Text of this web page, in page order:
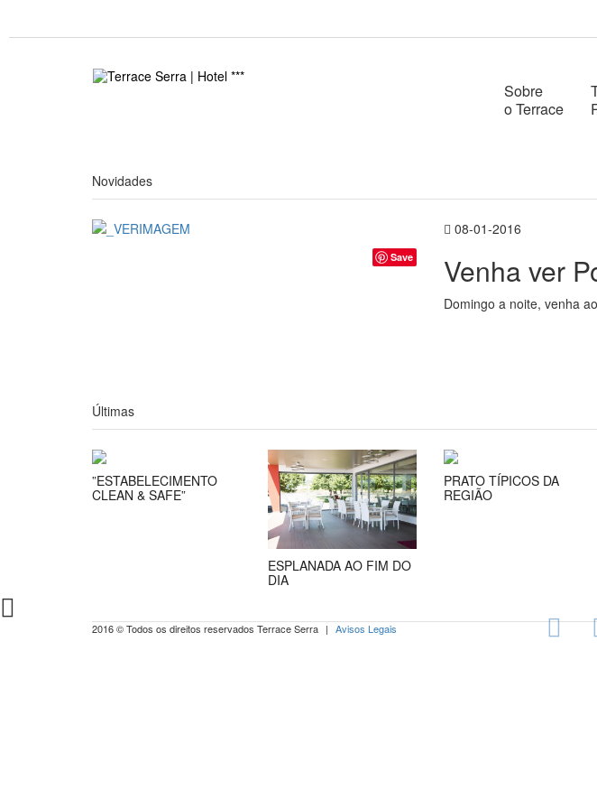
Sobre
o Terrace
Novidades
Save
08-01-2016
Venha ver
Domingo a noite, venha
Últimas
”ESTABELECIMENTO
CLEAN & SAFE”
ESPLANADA AO FIM DO
DIA
PRATO TÍPICOS DA
REGIÃO
2016 © Todos os direitos reservados Terrace Serra | Avisos Legais